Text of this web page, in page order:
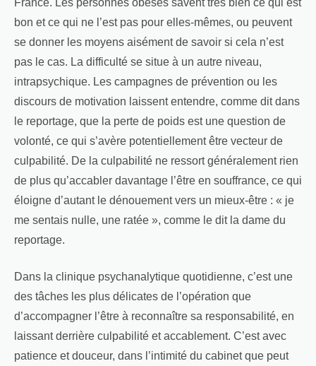
bon et ce qui ne l’est pas pour elles-mêmes, ou peuvent
se donner les moyens aisément de savoir si cela n’est
pas le cas. La difficulté se situe à un autre niveau,
intrapsychique. Les campagnes de prévention ou les
discours de motivation laissent entendre, comme dit dans
le reportage, que la perte de poids est une question de
volonté, ce qui s’avère potentiellement être vecteur de
culpabilité. De la culpabilité ne ressort généralement rien
de plus qu’accabler davantage l’être en souffrance, ce qui
éloigne d’autant le dénouement vers un mieux-être : « je
me sentais nulle, une ratée », comme le dit la dame du
reportage.
Dans la clinique psychanalytique quotidienne, c’est une
des tâches les plus délicates de l’opération que
d’accompagner l’être à reconnaître sa responsabilité, en
laissant derrière culpabilité et accablement. C’est avec
patience et douceur, dans l’intimité du cabinet que peut